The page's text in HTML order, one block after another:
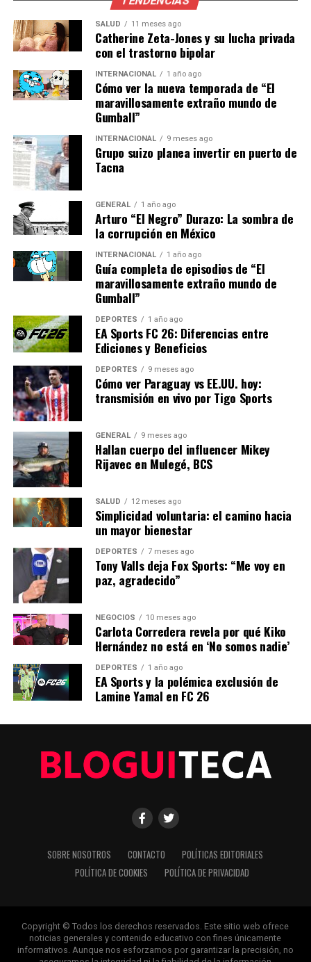
combinación de políticas gubernamentales favorables y
avances tecnológicos permitió un rápido crecimiento
del sector.
Sin embargo, a diferencia de la década pasada, el
enfoque ahora está en la diversificación de las fuentes de
energía y en la creación de un sistema más resiliente y
menos dependiente de las condiciones climáticas.
Implicaciones Futuras
Si España logra sus objetivos, no solo se posicionará
como un líder en energía renovable, sino que también
podría influir en las políticas energéticas de la Unión
Europea. “El éxito de España podría servir como modelo
para otros países que buscan reducir sus emisiones de
carbono”, sugirió García Breva.
Además, el impacto económico podría ser significativo,
con la creación de miles de empleos en el sector de las
energías limpias. La ministra Ribera concluyó su anuncio
subrayando la importancia de la colaboración
internacional. “La transición energética es un desafío
global que requiere una respuesta coordinada”, afirmó.
Con estos pasos, España no solo está apostando por un
futuro más verde, sino que también está asegurando su
posición en la vanguardia de la innovación energética.
NOTICIAS RELACIONADAS:
SIGUIENTE
Avances en Inteligencia Artificial Transforman la
Industria Tecnológica
ANTERIOR
Crisis Climática: Impacto Global y Respuestas Urgentes
Editorial
Nuestro equipo editorial no solo informa las noticias: las vive.
Con años de experiencia en primera línea, buscamos los
la tecnología con un análisis preciso y profundo. Cuando los
titulares cambian cada minuto, puedes contar con nosotros
para abrirnos paso entre el ruido y ofrecerte claridad en
SALUD 11 meses ago
Catherine Zeta-Jones y su lucha privada
con el trastorno bipolar
INTERNACIONAL 1 año ago
Cómo ver la nueva temporada de “El
maravillosamente extraño mundo de
Gumball”
INTERNACIONAL 9 meses ago
Grupo suizo planea invertir en puerto de
Tacna
GENERAL 1 año ago
Arturo “El Negro” Durazo: La sombra de
la corrupción en México
INTERNACIONAL 1 año ago
Guía completa de episodios de “El
maravillosamente extraño mundo de
Gumball”
DEPORTES 1 año ago
EA Sports FC 26: Diferencias entre
Ediciones y Beneficios
DEPORTES 9 meses ago
Cómo ver Paraguay vs EE.UU. hoy:
transmisión en vivo por Tigo Sports
GENERAL 9 meses ago
Hallan cuerpo del influencer Mikey
Rijavec en Mulegé, BCS
SALUD 12 meses ago
Simplicidad voluntaria: el camino hacia
un mayor bienestar
DEPORTES 7 meses ago
Tony Valls deja Fox Sports: “Me voy en
paz, agradecido”
NEGOCIOS 10 meses ago
Carlota Corredera revela por qué Kiko
Hernández no está en ‘No somos nadie’
DEPORTES 1 año ago
EA Sports y la polémica exclusión de
Lamine Yamal en FC 26
SOBRE NOSOTROS CONTACTO
POLÍTICAS EDITORIALES
POLÍTICA DE COOKIES
POLÍTICA DE PRIVACIDAD
Copyright © Todos los derechos reservados. Este sitio web ofrece
noticias generales y contenido educativo con fines únicamente
informativos. Aunque nos esforzamos por garantizar la precisión, no